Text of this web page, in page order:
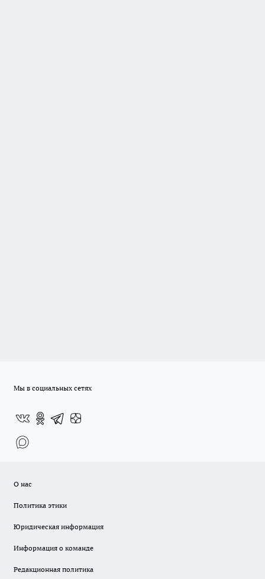
Мы в социальных сетях
О нас
Политика этики
Юридическая информация
Информация о команде
Редакционная политика